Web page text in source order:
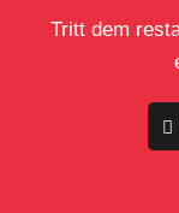
Tritt dem